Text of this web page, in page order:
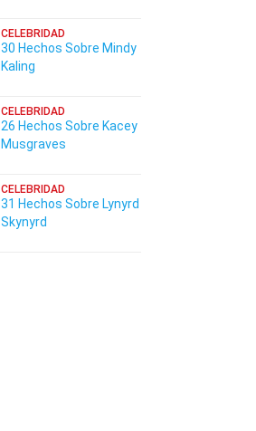
CELEBRIDAD
30 Hechos Sobre Mindy
Kaling
CELEBRIDAD
26 Hechos Sobre Kacey
Musgraves
CELEBRIDAD
31 Hechos Sobre Lynyrd
Skynyrd